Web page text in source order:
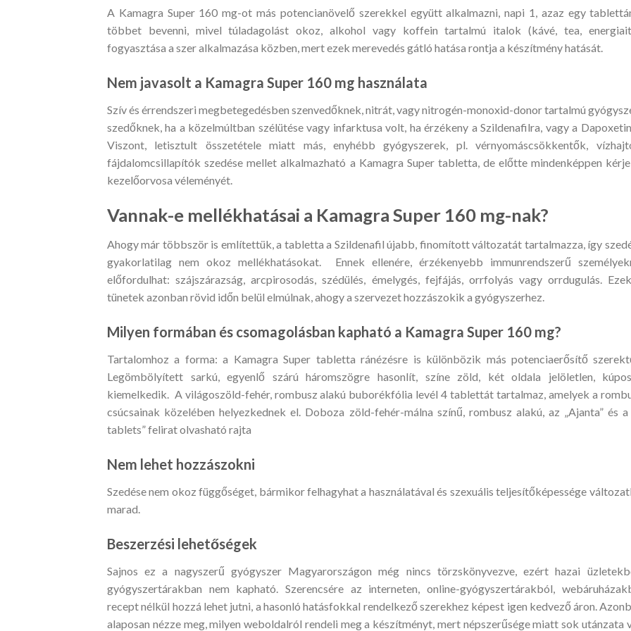
A Kamagra Super 160 mg-ot más potencianövelő szerekkel együtt alkalmazni, napi 1, azaz egy
többet bevenni, mivel túladagolást okoz, alkohol vagy koffein tartalmú italok (kávé, tea,
fogyasztása a szer alkalmazása közben, mert ezek merevedés gátló hatása rontja a készítmény hatását.
Nem javasolt a Kamagra Super 160 mg használata
Szív és érrendszeri megbetegedésben szenvedőknek, nitrát, vagy nitrogén-monoxid-donor tartalmú
szedőknek, ha a közelmúltban szélütése vagy infarktusa volt, ha érzékeny a Szildenafilra, vagy a
Viszont, letisztult összetétele miatt más, enyhébb gyógyszerek, pl. vérnyomáscsökkentők,
fájdalomcsillapítók szedése mellet alkalmazható a Kamagra Super tabletta, de előtte mindenképpen
kezelőorvosa véleményét.
Vannak-e mellékhatásai a Kamagra Super 160 mg-nak?
Ahogy már többször is említettük, a tabletta a Szildenafil újabb, finomított változatát tartalmazza, így
gyakorlatilag nem okoz mellékhatásokat. Ennek ellenére, érzékenyebb immunrendszerű
előfordulhat: szájszárazság, arcpirosodás, szédülés, émelygés, fejfájás, orrfolyás vagy orrdugulás.
tünetek azonban rövid időn belül elmúlnak, ahogy a szervezet hozzászokik a gyógyszerhez.
Milyen formában és csomagolásban kapható a Kamagra Super 160 mg?
Tartalomhoz a forma: a Kamagra Super tabletta ránézésre is különbözik más potenciaerősítő
Legömbölyített sarkú, egyenlő szárú háromszögre hasonlít, színe zöld, két oldala jelöletlen,
kiemelkedik. A világoszöld-fehér, rombusz alakú buborékfólia levél 4 tablettát tartalmaz, amelyek a
csúcsainak közelében helyezkednek el. Doboza zöld-fehér-málna színű, rombusz alakú, az „Ajanta” és a
tablets” felirat olvasható rajta
Nem lehet hozzászokni
Szedése nem okoz függőséget, bármikor felhagyhat a használatával és szexuális teljesítőképessége
marad.
Beszerzési lehetőségek
Sajnos ez a nagyszerű gyógyszer Magyarországon még nincs törzskönyvezve, ezért hazai
gyógyszertárakban nem kapható. Szerencsére az interneten, online-gyógyszertárakból,
recept nélkül hozzá lehet jutni, a hasonló hatásfokkal rendelkező szerekhez képest igen kedvező áron.
alaposan nézze meg, milyen weboldalról rendeli meg a készítményt, mert népszerűsége miatt sok utánzata